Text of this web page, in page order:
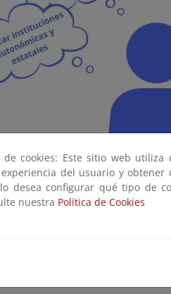
enlace se puede acceder
de participación pública
cookies: Este sitio web
del usuario y obtener
desea configurar qué tipo de
nuestra Política de Cookies